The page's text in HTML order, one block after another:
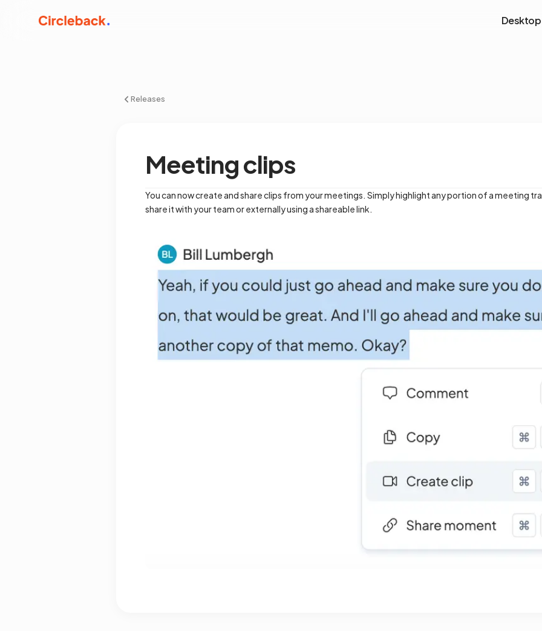
Desktop
Releases
Meeting clips
You can now create and share clips from your meetings. Simply highlight any portion of a meeting
share it with your team or externally using a shareable link.